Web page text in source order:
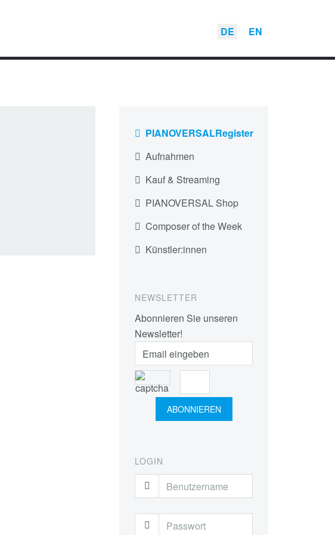
DE EN
PIANOVERSALRegister
Aufnahmen
Kauf & Streaming
PIANOVERSAL Shop
Composer of the Week
Künstler:innen
NEWSLETTER
Abonnieren Sie unseren
Newsletter!
LOGIN